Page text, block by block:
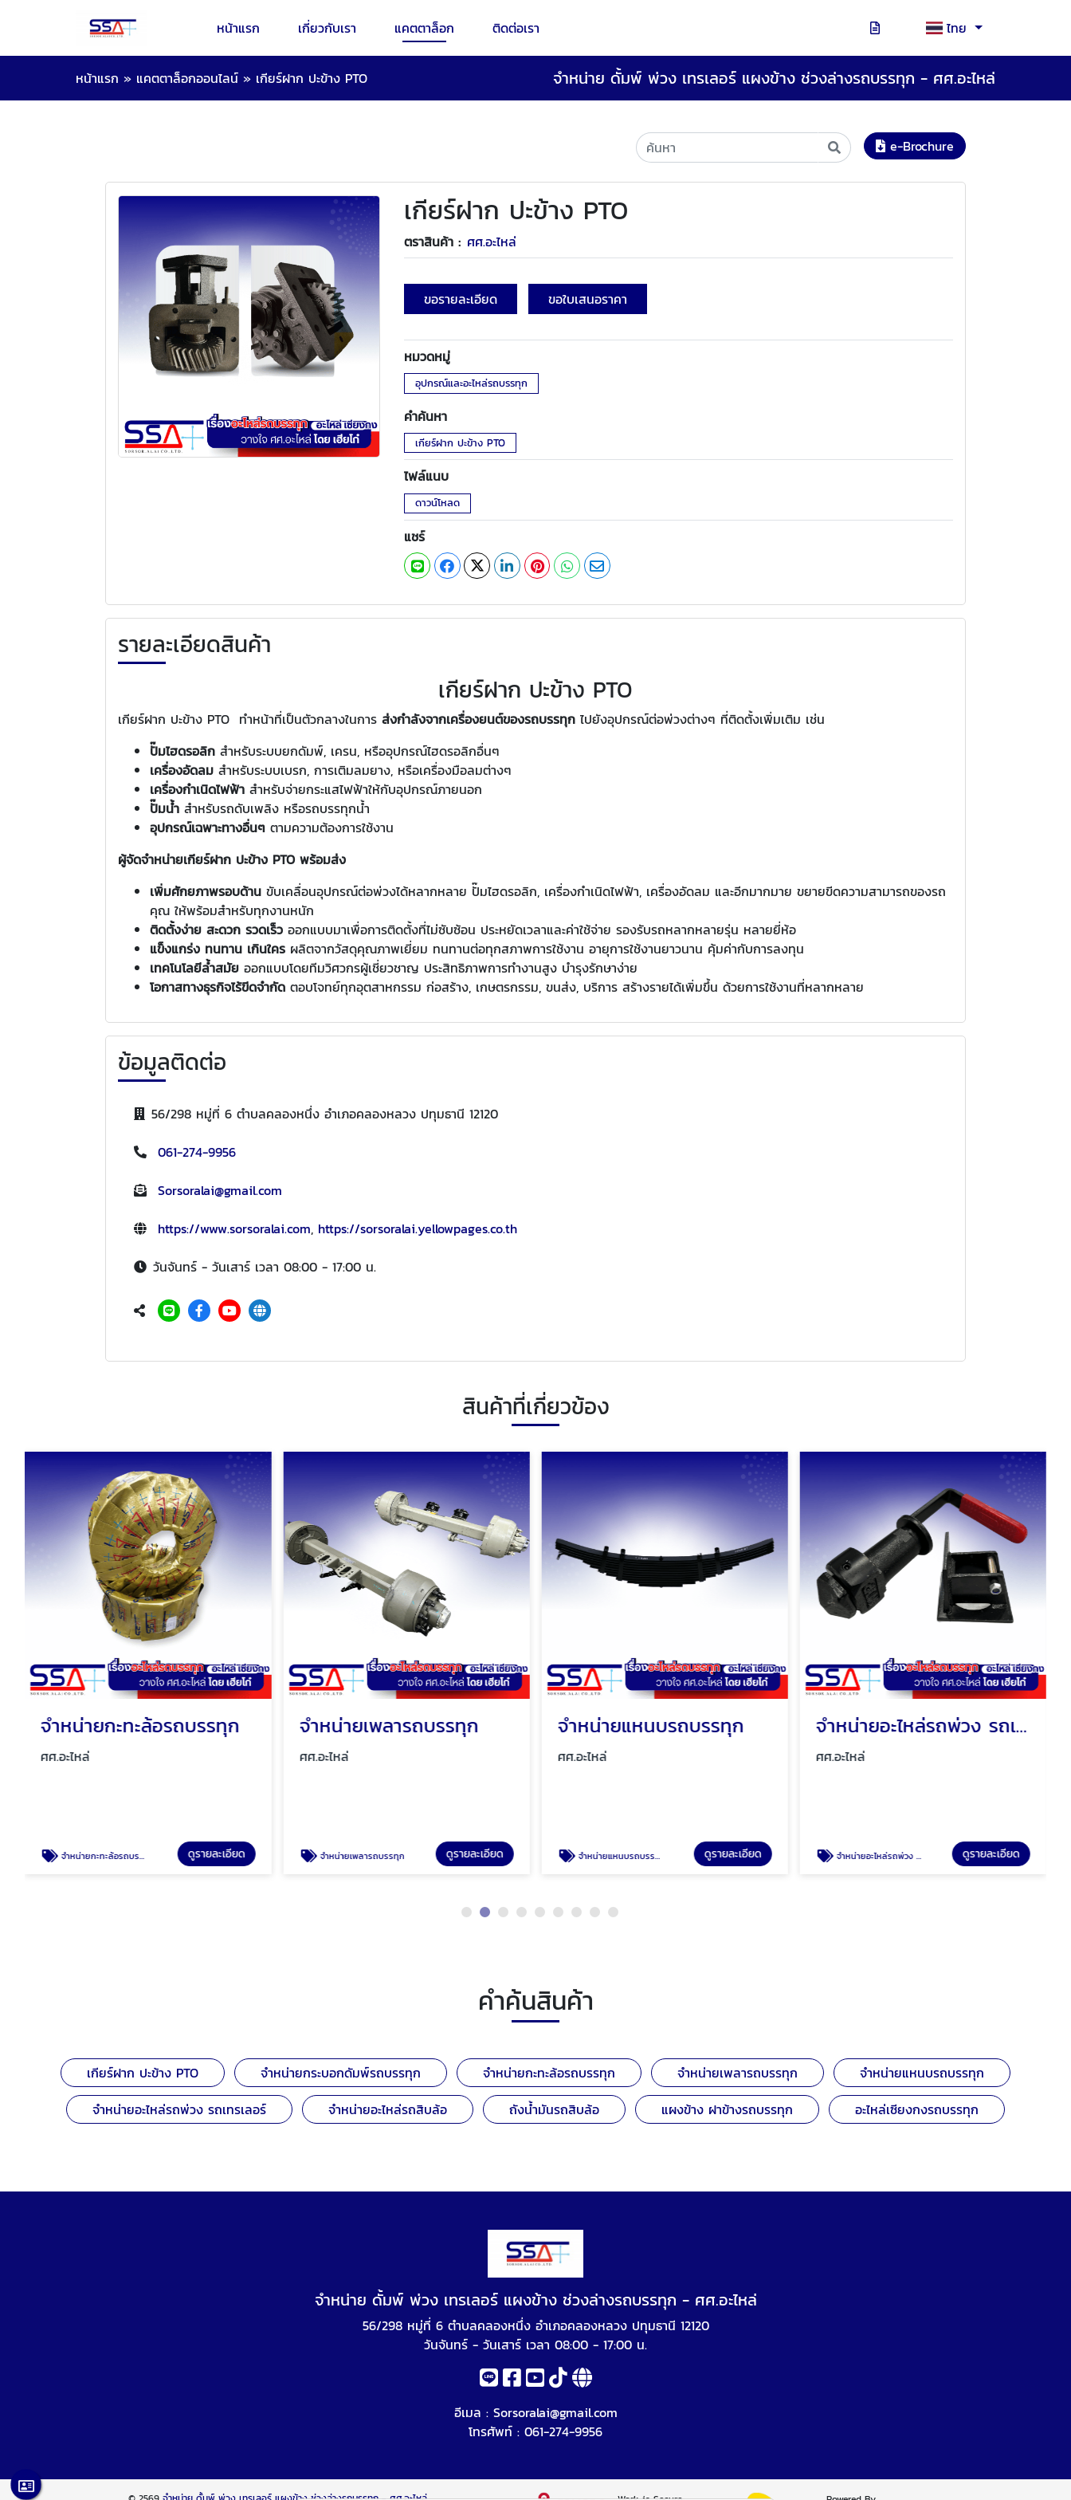
หน้าแรก เกี่ยวกับเรา แคตตาล็อก ติดต่อเรา ไทย
หน้าแรก » แคตตาล็อกออนไลน์ » เกียร์ฝาก ปะข้าง PTO จำหน่าย ดั้มพ์ พ่วง เทรเลอร์ แผงข้าง ช่วงล่างรถบรรทุก - ศศ.อะไหล่
e-Brochure
เกียร์ฝาก ปะข้าง PTO
ตราสินค้า : ศศ.อะไหล่
ขอรายละเอียด ขอใบเสนอราคา
หมวดหมู่
อุปกรณ์และอะไหล่รถบรรทุก
คำค้นหา
เกียร์ฝาก ปะข้าง PTO
ไฟล์แนบ
ดาวน์โหลด
แชร์
รายละเอียดสินค้า
เกียร์ฝาก ปะข้าง PTO
เกียร์ฝาก ปะข้าง PTO ทำหน้าที่เป็นตัวกลางในการ ส่งกำลังจากเครื่องยนต์ของรถบรรทุก ไปยังอุปกรณ์ต่อพ่วงต่างๆ ที่ติดตั้งเพิ่มเติม เช่น
ปั๊มไฮดรอลิก สำหรับระบบยกดัมพ์, เครน, หรืออุปกรณ์ไฮดรอลิกอื่นๆ
เครื่องอัดลม สำหรับระบบเบรก, การเติมลมยาง, หรือเครื่องมือลมต่างๆ
เครื่องกำเนิดไฟฟ้า สำหรับจ่ายกระแสไฟฟ้าให้กับอุปกรณ์ภายนอก
ปั๊มน้ำ สำหรับรถดับเพลิง หรือรถบรรทุกน้ำ
อุปกรณ์เฉพาะทางอื่นๆ ตามความต้องการใช้งาน
ผู้จัดจำหน่ายเกียร์ฝาก ปะข้าง PTO พร้อมส่ง
เพิ่มศักยภาพรอบด้าน ขับเคลื่อนอุปกรณ์ต่อพ่วงได้หลากหลาย ปั๊มไฮดรอลิก, เครื่องกำเนิดไฟฟ้า, เครื่องอัดลม และอีกมากมาย ขยายขีดความสามารถของรถ
คุณ ให้พร้อมสำหรับทุกงานหนัก
ติดตั้งง่าย สะดวก รวดเร็ว ออกแบบมาเพื่อการติดตั้งที่ไม่ซับซ้อน ประหยัดเวลาและค่าใช้จ่าย รองรับรถหลากหลายรุ่น หลายยี่ห้อ
แข็งแกร่ง ทนทาน เกินใคร ผลิตจากวัสดุคุณภาพเยี่ยม ทนทานต่อทุกสภาพการใช้งาน อายุการใช้งานยาวนาน คุ้มค่ากับการลงทุน
เทคโนโลยีล้ำสมัย ออกแบบโดยทีมวิศวกรผู้เชี่ยวชาญ ประสิทธิภาพการทำงานสูง บำรุงรักษาง่าย
โอกาสทางธุรกิจไร้ขีดจำกัด ตอบโจทย์ทุกอุตสาหกรรม ก่อสร้าง, เกษตรกรรม, ขนส่ง, บริการ สร้างรายได้เพิ่มขึ้น ด้วยการใช้งานที่หลากหลาย
ข้อมูลติดต่อ
56/298 หมู่ที่ 6 ตำบลคลองหนึ่ง อำเภอคลองหลวง ปทุมธานี 12120
061-274-9956
Sorsoralai@gmail.com
https://www.sorsoralai.com, https://sorsoralai.yellowpages.co.th
วันจันทร์ - วันเสาร์ เวลา 08:00 - 17:00 น.
สินค้าที่เกี่ยวข้อง
จำหน่ายกะทะล้อรถบรรทุก
ศศ.อะไหล่
จำหน่ายกะทะล้อรถบรรทุก ดูรายละเอียด
จำหน่ายเพลารถบรรทุก
ศศ.อะไหล่
จำหน่ายเพลารถบรรทุก ดูรายละเอียด
จำหน่ายแหนบรถบรรทุก
ศศ.อะไหล่
จำหน่ายแหนบรถบรรทุก ดูรายละเอียด
จำหน่ายอะไหล่รถพ่วง รถเทรเลอร์
ศศ.อะไหล่
จำหน่ายอะไหล่รถพ่วง รถเทรเลอร์ ดูรายละเอียด
คำค้นสินค้า
เกียร์ฝาก ปะข้าง PTO จำหน่ายกระบอกดัมพ์รถบรรทุก จำหน่ายกะทะล้อรถบรรทุก จำหน่ายเพลารถบรรทุก
จำหน่ายแหนบรถบรรทุก
จำหน่ายอะไหล่รถพ่วง รถเทรเลอร์
จำหน่ายอะไหล่รถสิบล้อ ถังน้ำมันรถสิบล้อ แผงข้าง ฝาข้างรถบรรทุก อะไหล่เซียงกงรถบรรทุก
จำหน่าย ดั้มพ์ พ่วง เทรเลอร์ แผงข้าง ช่วงล่างรถบรรทุก - ศศ.อะไหล่
56/298 หมู่ที่ 6 ตำบลคลองหนึ่ง อำเภอคลองหลวง ปทุมธานี 12120
วันจันทร์ - วันเสาร์ เวลา 08:00 - 17:00 น.
อีเมล : Sorsoralai@gmail.com
โทรศัพท์ : 061-274-9956